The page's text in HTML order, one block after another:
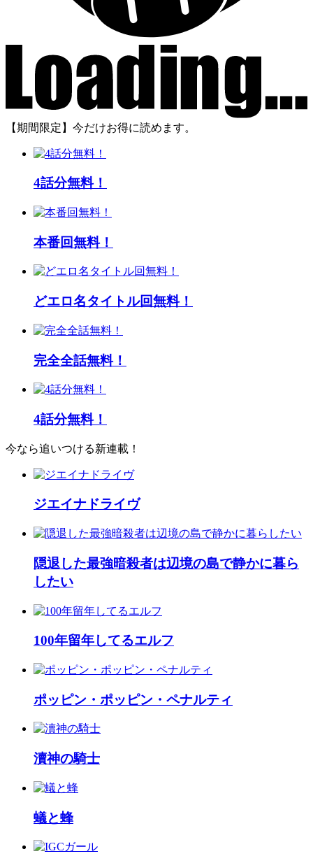
【期間限定】今だけお得に読めます。
4話分無料！
本番回無料！
どエロ名タイトル回無料！
完全全話無料！
4話分無料！
今なら追いつける新連載！
ジエイナドライヴ
隠退した最強暗殺者は辺境の島で静かに暮ら
したい
100年留年してるエルフ
ポッピン・ポッピン・ペナルティ
瀆神の騎士
蟻と蜂